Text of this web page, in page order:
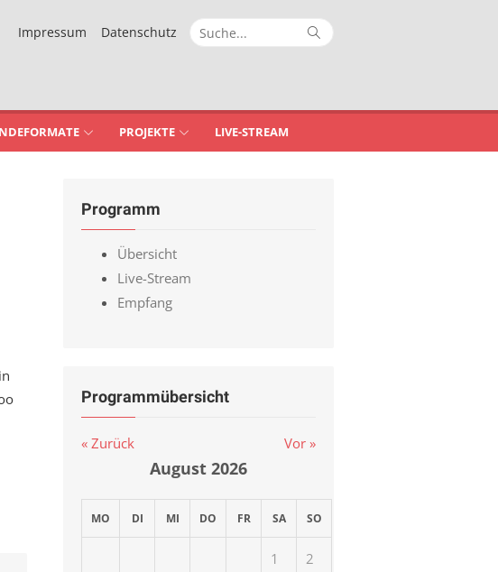
Suche
Suche
Impressum Datenschutz
PROJEKTE LIVE-STREAM
Programm
Übersicht
Live-Stream
Empfang
Programmübersicht
« Zurück Vor »
August 2026
MO DI MI DO FR SA SO
1 2